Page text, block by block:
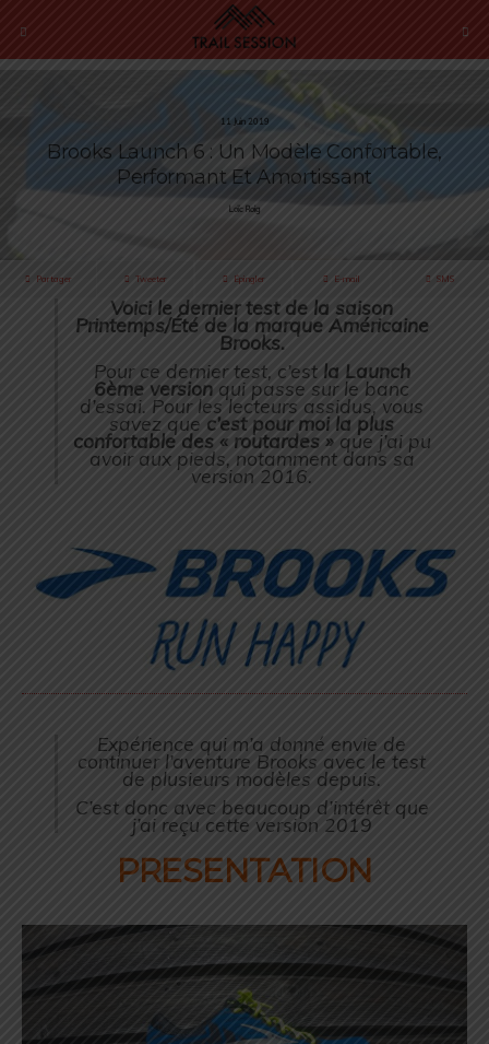
11 Juin 2019
Brooks Launch 6 : Un Modèle Confortable,
Performant Et Amortissant
Loïc Roig
Partager Tweeter Épingler E-mail SMS
Voici le dernier test de la saison
Printemps/Été de la marque Américaine
Brooks.
Pour ce dernier test, c’est la Launch
6ème version qui passe sur le banc
d’essai. Pour les lecteurs assidus, vous
savez que c’est pour moi la plus
confortable des « routardes »que j’ai pu
avoir aux pieds, notamment dans sa
version 2016.
Expérience qui m’a donné envie de
continuer l’aventure Brooks avec le test
de plusieurs modèles depuis.
C’est donc avec beaucoup d’intérêt que
j’ai reçu cette version 2019
PRESENTATION